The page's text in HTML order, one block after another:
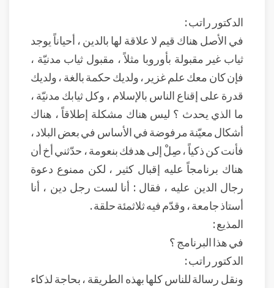
الدكتور راتب :
في الأصل هناك قيم لا علاقة لها بالدين ، أحياناً يوجد
ثياب غير مقبولة بأوروبا مثلاً ، مقبول ثياب مدنيّة ،
فإن كان معك علم غزير ، ولديك حكمة بالغة ، ولديك
قدرة على إقناع الناس بالإسلام ، وكل ثيابك مدنيّة ،
ما الذي يحدث ؟ ليس هناك مشكلة إطلاقاً ، هناك
أشكال معيّنة مرفوضة في الأساس في بعض البلاد ،
فأنت كن ذكياً ، صِلْ إلى هدفك بنعومة ، حدّثني أخ أن
هناك برنامجاً عليه إقبال كثير ، لكن ممنوع دعوة
رجال الدين عليه ، فقال : أنا لست رجل دين ، أنا
أستاذ جامعة ، وقدّم فيه ثلاثمئة حلقة .
المذيع :
في هذا البرنامج ؟
الدكتور راتب :
ونقل رسالة للناس كلها بهذه الطريقة ، بحاجة لذكاء